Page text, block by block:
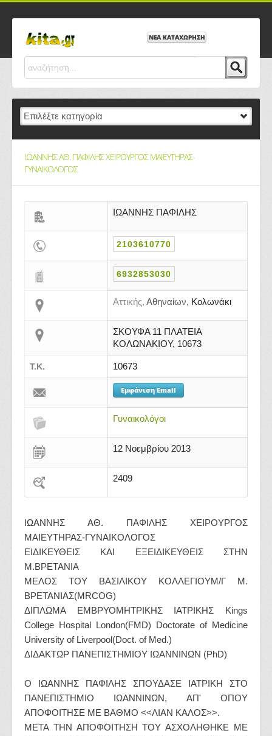
ΝΕΑ ΚΑΤΑΧΩΡΗΣΗ
ΙΩΑΝΝΗΣ ΑΘ. ΠΑΦΙΛΗΣ ΧΕΙΡΟΥΡΓΟΣ ΜΑΙΕΥΤΗΡΑΣ-
ΓΥΝΑΙΚΟΛΟΓΟΣ
ΙΩΑΝΝΗΣ ΠΑΦΙΛΗΣ
2103610770
6932853030
Αττικής, Αθηναίων, Κολωνάκι
ΣΚΟΥΦΑ 11 ΠΛΑΤΕΙΑ
ΚΟΛΩΝΑΚΙΟΥ, 10673
Τ.Κ. 10673
Εμφάνιση Email
Γυναικολόγοι
12 Νοεμβρίου 2013
2409
ΙΩΑΝΝΗΣ ΑΘ. ΠΑΦΙΛΗΣ ΧΕΙΡΟΥΡΓΟΣ
ΜΑΙΕΥΤΗΡΑΣ-ΓΥΝΑΙΚΟΛΟΓΟΣ
ΕΙΔΙΚΕΥΘΕΙΣ ΚΑΙ ΕΞΕΙΔΙΚΕΥΘΕΙΣ ΣΤΗΝ
Μ.ΒΡΕΤΑΝΙΑ
ΜΕΛΟΣ ΤΟΥ ΒΑΣΙΛΙΚΟΥ ΚΟΛΛΕΓΙΟΥΜ/Γ Μ.
ΒΡΕΤΑΝΙΑΣ(MRCOG)
ΔΙΠΛΩΜΑ ΕΜΒΡΥΟΜΗΤΡΙΚΗΣ ΙΑΤΡΙΚΗΣ Kings
College Hospital London(FMD) Doctorate of Medicine
University of Liverpool(Doct. of Med.)
ΔΙΔΑΚΤΩΡ ΠΑΝΕΠΙΣΤΗΜΙΟΥ ΙΩΑΝΝΙΝΩΝ (PhD)
Ο ΙΩΑΝΝΗΣ ΠΑΦΙΛΗΣ ΣΠΟΥΔΑΣΕ ΙΑΤΡΙΚΗ ΣΤΟ
ΠΑΝΕΠΙΣΤΗΜΙΟ ΙΩΑΝΝΙΝΩΝ, ΑΠ' ΟΠΟΥ
ΑΠΟΦΟΙΤΗΣΕ ΜΕ ΒΑΘΜΟ <<ΛΙΑΝ ΚΑΛΟΣ>>.
ΜΕΤΑ ΤΗΝ ΑΠΟΦΟΙΤΗΣΗ ΤΟΥ ΑΣΧΟΛΗΘΗΚΕ ΜΕ